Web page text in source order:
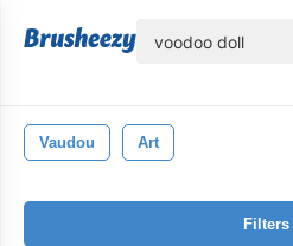
Vaudou Art
Filters